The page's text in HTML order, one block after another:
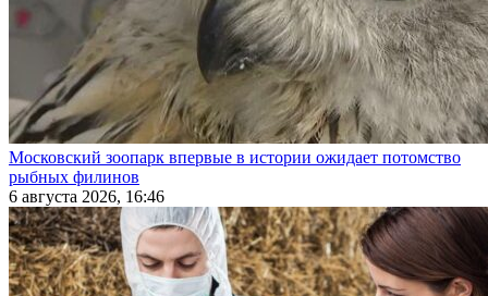
Московский зоопарк впервые в истории ожидает потомство
рыбных филинов
6 августа 2026, 16:46